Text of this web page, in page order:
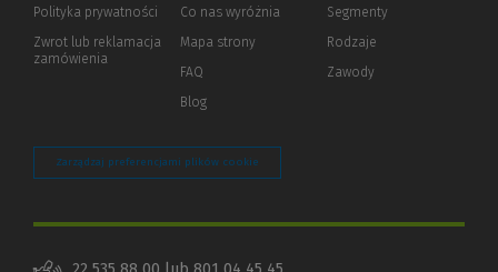
Polityka prywatności (Nowe
(Link
innej
Zwrot lub reklamacja
zamówienia
Co nas wyróżnia
Mapa strony
FAQ
Blog
Segmenty
Rodzaje
Zawody
Zarządzaj preferencjami plików cookie